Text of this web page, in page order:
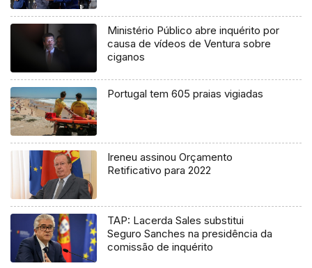
Ministério Público abre inquérito por
causa de vídeos de Ventura sobre
ciganos
Portugal tem 605 praias vigiadas
Ireneu assinou Orçamento
Retificativo para 2022
TAP: Lacerda Sales substitui
Seguro Sanches na presidência da
comissão de inquérito